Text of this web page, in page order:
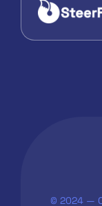
© 2024 —